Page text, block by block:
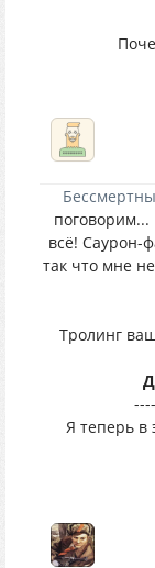
всё! Саурон-
так что мне
Тролинг
Я теперь в